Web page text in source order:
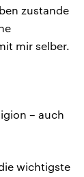
zustande
mir selber.
– auch
wichtigste